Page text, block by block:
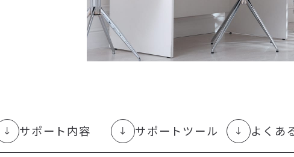
サポート内容 サポートツール よくあ